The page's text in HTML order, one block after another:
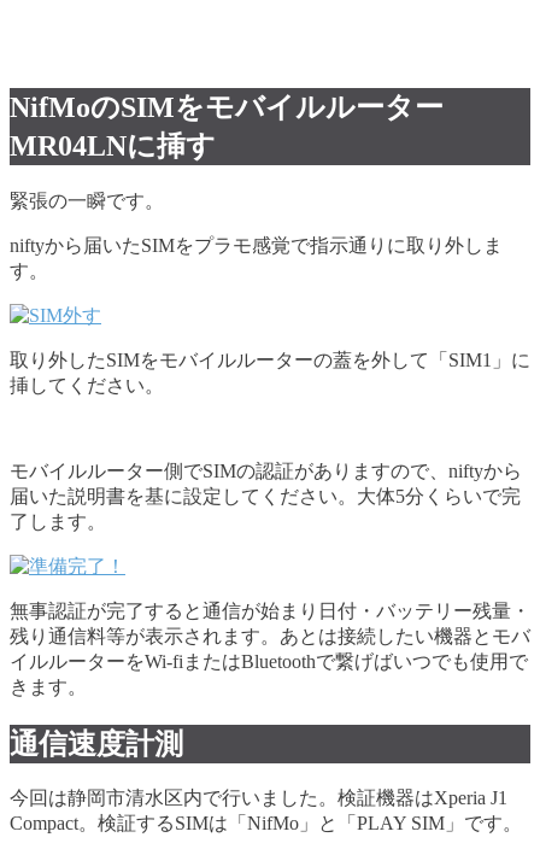
NifMoのSIMをモバイルルーター
MR04LNに挿す
緊張の一瞬です。
niftyから届いたSIMをプラモ感覚で指示通りに取り外しま
す。
取り外したSIMをモバイルルーターの蓋を外して「SIM1」に
挿してください。
モバイルルーター側でSIMの認証がありますので、niftyから
届いた説明書を基に設定してください。大体5分くらいで完
了します。
無事認証が完了すると通信が始まり日付・バッテリー残量・
残り通信料等が表示されます。あとは接続したい機器とモバ
イルルーターをWi-fiまたはBluetoothで繋げばいつでも使用で
きます。
通信速度計測
今回は静岡市清水区内で行いました。検証機器はXperia J1
Compact。検証するSIMは「NifMo」と「PLAY SIM」です。